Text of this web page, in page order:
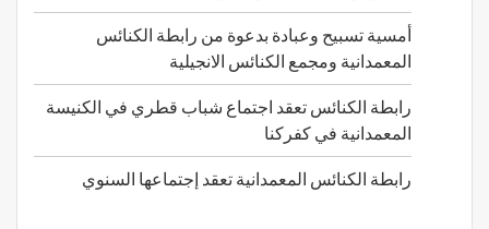
أمسية تسبيح وعبادة بدعوة من رابطة الكنائس
المعمدانية ومجمع الكنائس الانجيلية
رابطة الكنائس تعقد اجتماع شباب قطري في الكنيسة
المعمدانية في كفركنا
رابطة الكنائس المعمدانية تعقد إجتماعها السنوي